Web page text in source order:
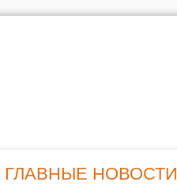
ГЛАВНЫЕ НОВОСТИ